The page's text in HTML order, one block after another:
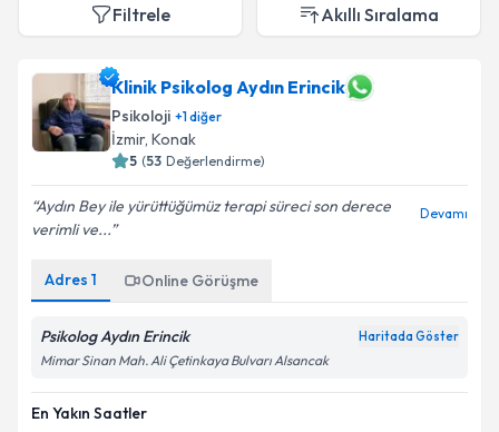
Filtrele Akıllı Sıralama
Klinik Psikolog Aydın Erincik
Psikoloji +1diğer
İzmir, Konak
5 (53 Değerlendirme)
Aydın Bey ile yürüttüğümüz terapi süreci son derece
verimli ve...
Devamı
Adres 1 Online Görüşme
Psikolog Aydın Erincik Haritada Göster
Mimar Sinan Mah. Ali Çetinkaya Bulvarı Alsancak
En Yakın Saatler